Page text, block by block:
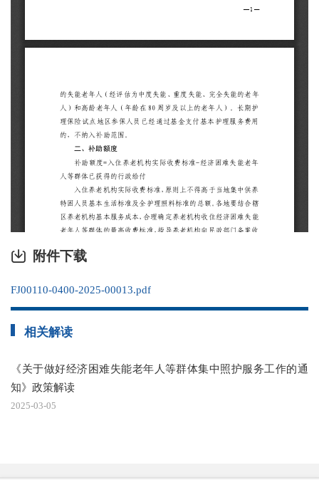
附件下载
FJ00110-0400-2025-00013.pdf
相关解读
《关于做好经济困难失能老年人等群体集中照护服务工作的通
知》政策解读
2025-03-05